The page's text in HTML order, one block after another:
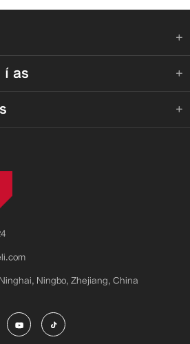



Ningbo, Zhejiang, China
 